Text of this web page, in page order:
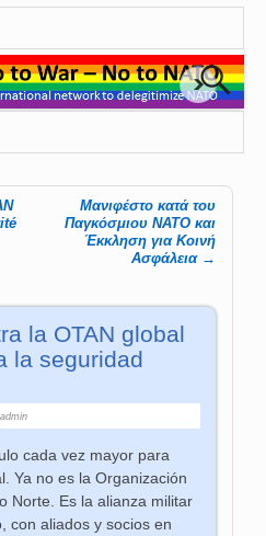
Μανιφέστο κατά του
Παγκόσμιου ΝΑΤΟ και
Έκκληση για Κοινή
Ασφάλεια →
la OTAN global
la seguridad
admin
cada vez mayor para
Ya no es la Organización
Norte. Es la alianza militar
con aliados y socios en